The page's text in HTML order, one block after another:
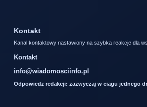
Kontakt
Kanal kontaktowy nastawiony na szybka reakcje dla
Kontakt
info@wiadomosciinfo.pl
Odpowiedz redakcji: zazwyczaj w ciagu jednego